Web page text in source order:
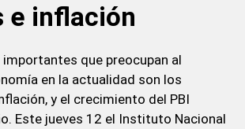
e inflación
que preocupan al
en la actualidad son los
y el crecimiento del PBI
Este jueves 12 el Instituto Nacional